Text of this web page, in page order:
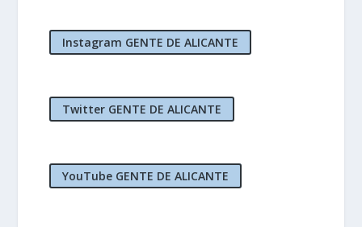
Instagram GENTE DE ALICANTE
Twitter GENTE DE ALICANTE
YouTube GENTE DE ALICANTE